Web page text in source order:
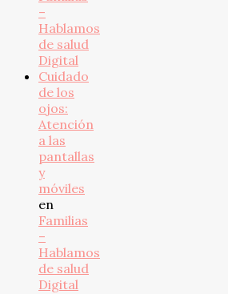
–
Hablamos
de salud
Digital
Cuidado
de los
ojos:
Atención
a las
pantallas
y
móviles
en
Familias
–
Hablamos
de salud
Digital